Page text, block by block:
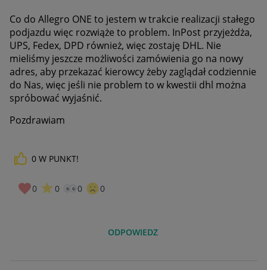
Co do Allegro ONE to jestem w trakcie realizacji stałego
podjazdu więc rozwiąże to problem. InPost przyjeżdża,
UPS, Fedex, DPD również, więc zostaję DHL. Nie
mieliśmy jeszcze możliwości zamówienia go na nowy
adres, aby przekazać kierowcy żeby zaglądał codziennie
do Nas, więc jeśli nie problem to w kwestii dhl można
spróbować wyjaśnić.
Pozdrawiam
0 W PUNKT!
0 0 0 0
ODPOWIEDZ